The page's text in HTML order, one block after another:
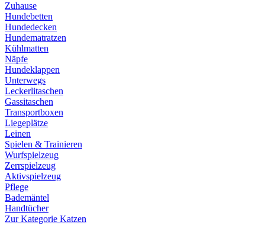
Zuhause
Hundebetten
Hundedecken
Hundematratzen
Kühlmatten
Näpfe
Hundeklappen
Unterwegs
Leckerlitaschen
Gassitaschen
Transportboxen
Liegeplätze
Leinen
Spielen & Trainieren
Wurfspielzeug
Zerrspielzeug
Aktivspielzeug
Pflege
Bademäntel
Handtücher
Zur Kategorie Katzen